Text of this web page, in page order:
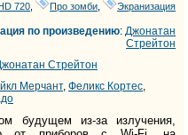
HD 720 Про зомби Экранизация
по произведению:Джонатан
Стрейтон
Стрейтон
Мерчант, Феликс Кортес,
будущем из-за излучения,